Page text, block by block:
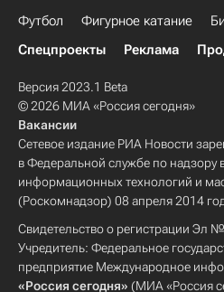
Футбол Фигурное катание
Спецпроекты
Реклама
Версия 2023.1 Beta
© 2026 МИА «Россия сегодня»
Вакансии
Сетевое издание РИА Новости
в Федеральной службе по надзору
информационных технологий и
(Роскомнадзор) 08 апреля 2014
Свидетельство о регистрации Эл
Учредитель: Федеральное
предприятие Международное
«Россия сегодня» (МИА «Россия